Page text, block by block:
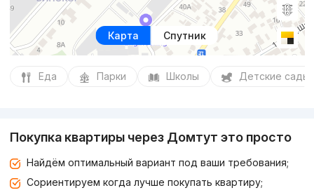
Карта Спутник
Еда Парки Школы Детские сады
Покупка квартиры через Домтут это просто
Найдём оптимальный вариант под ваши требования;
Сориентируем когда лучше покупать квартиру;